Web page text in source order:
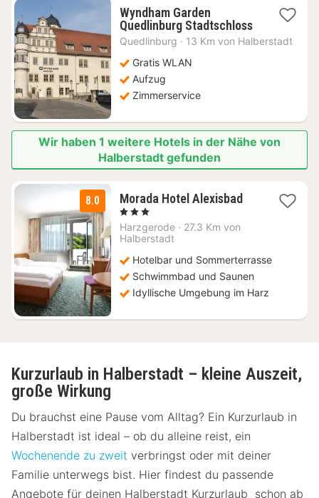
Wyndham Garden
Quedlinburg Stadtschloss1
Nacht
Quedlinburg · 13 Km von Halberstadt
Gratis WLAN
Aufzug
Zimmerservice
Wir haben 1 weitere Hotels in der Nähe von
Halberstadt gefunden
8.0 Morada Hotel Alexisbad3
, 3 Sterne
Harzgerode · 27.3 Km von
Halberstadt
Hotelbar und Sommerterrasse
Schwimmbad und Saunen
Idyllische Umgebung im Harz
Kurzurlaub in Halberstadt – kleine Auszeit,
große Wirkung
Du brauchst eine Pause vom Alltag? Ein Kurzurlaub in
Halberstadt ist ideal – ob du alleine reist, ein
Wochenende zu zweit verbringst oder mit deiner
Familie unterwegs bist. Hier findest du passende
Angebote für deinen Halberstadt Kurzurlaub schon ab